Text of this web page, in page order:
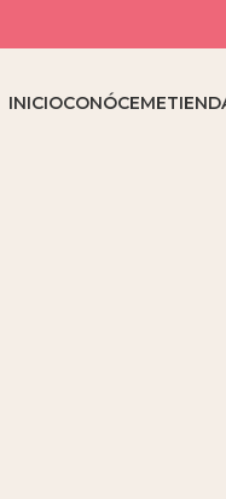
INICIOCONÓCEME